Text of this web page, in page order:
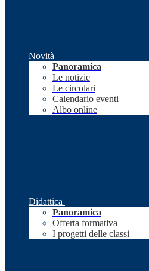
Novità
Panoramica
Le notizie
Le circolari
Calendario eventi
Albo online
Didattica
Panoramica
Offerta formativa
I progetti delle classi